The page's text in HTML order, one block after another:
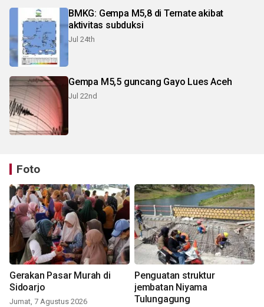
BMKG: Gempa M5,8 di Ternate akibat
aktivitas subduksi
Jul 24th
Gempa M5,5 guncang Gayo Lues Aceh
Jul 22nd
Foto
Gerakan Pasar Murah di
Sidoarjo
Jumat, 7 Agustus 2026
Penguatan struktur
jembatan Niyama
Tulungagung